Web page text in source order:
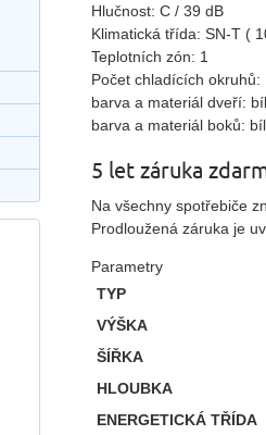
Hlučnost: C / 39 dB
Klimatická třída: SN-T (
Teplotních zón: 1
Počet chladících okruhů:
barva a materiál dveří:
barva a materiál boků:
5 let záruka
Na všechny spotřebiče
Prodloužená záruka je
Parametry
TYP
VÝŠKA
ŠÍŘKA
HLOUBKA
ENERGETICKÁ TŘÍDA